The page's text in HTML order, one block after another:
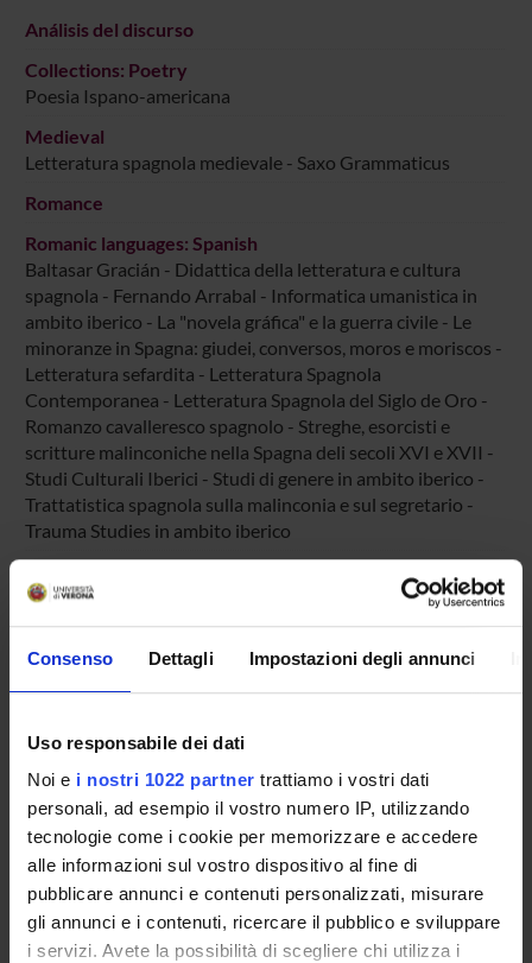
Consenso Dettagli Impostazioni degli annunci
Uso responsabile dei dati
Noi e i nostri 1022 partner trattiamo i vostri dati
personali, ad esempio il vostro numero IP, utilizzando
tecnologie come i cookie per memorizzare e accedere
alle informazioni sul vostro dispositivo al fine di
pubblicare annunci e contenuti personalizzati, misurare
gli annunci e i contenuti, ricercare il pubblico e sviluppare
i servizi. Avete la possibilità di scegliere chi utilizza i
Análisis del discurso
Collections: Poetry
Poesia Ispano-americana
Medieval
Letteratura spagnola medievale - Saxo Grammaticus
Romance
Romanic languages: Spanish
Baltasar Gracián - Didattica della letteratura e cultura
spagnola - Fernando Arrabal - Informatica umanistica in
ambito iberico - La "novela gráfica" e la guerra civile - Le
minoranze in Spagna: giudei, conversos, moros e moriscos -
Letteratura sefardita - Letteratura Spagnola
Contemporanea - Letteratura Spagnola del Siglo de Oro -
Romanzo cavalleresco spagnolo - Streghe, esorcisti e
scritture malinconiche nella Spagna deli secoli XVI e XVII -
Studi Culturali Iberici - Studi di genere in ambito iberico -
Trattatistica spagnola sulla malinconia e sul segretario -
Trauma Studies in ambito iberico
Rapporti tra Italia e Spagna nel Rinascimento
SPANISH LITERATURE
Cervantes - Letteratura spagnola del siglo de oro -
Romanzo cavalleresco spagnolo
Spanish Theatre